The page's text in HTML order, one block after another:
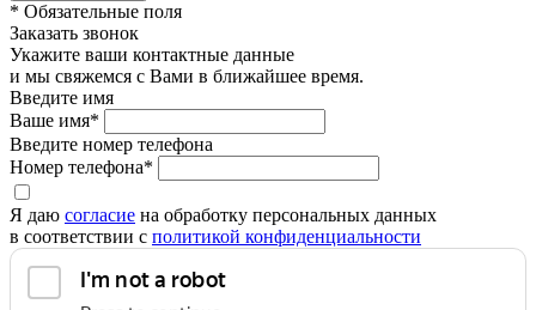
* Обязательные поля
Заказать звонок
Укажите ваши контактные данные
и мы свяжемся с Вами в ближайшее время.
Введите имя
Ваше имя*
Введите номер телефона
Номер телефона*
Я даю согласие на обработку персональных данных
в соответствии с политикой конфиденциальности